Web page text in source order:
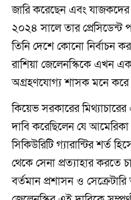
জারি করেছেন এবং
২০২৪ সালে তার প্রেসিডেন্ট
তিনি দেশে কোনো নির্বাচন
রাশিয়া জেলেনস্কিকে এখন
অগ্রহণযোগ্য শাসক মনে
কিয়েভ সরকারের
দাবি করেছিলেন যে আমেরিকা
সিকিউরিটি গ্যারান্টির শর্ত
থেকে সেনা প্রত্যাহার করতে
বর্তমান প্রশাসন ও